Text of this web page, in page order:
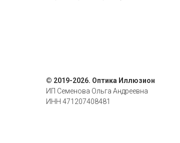
© 2019-2026. Оптика Иллюзион
ИП Семенова Ольга Андреевна
ИНН 471207408481